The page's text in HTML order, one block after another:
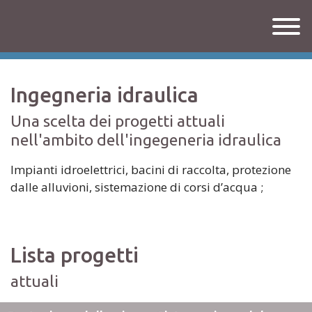
Ingegneria idraulica
Una scelta dei progetti attuali
nell'ambito dell'ingegeneria idraulica
Impianti idroelettrici, bacini di raccolta, protezione
dalle alluvioni, sistemazione di corsi d’acqua ;
Lista progetti
attuali